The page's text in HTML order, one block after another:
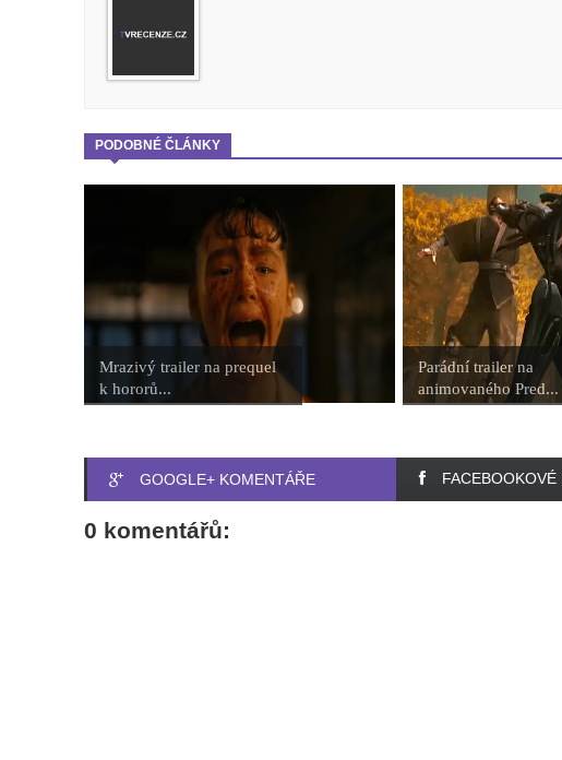
PODOBNÉ ČLÁNKY
Mrazivý trailer na prequel
k hororů...
Parádní trailer na
animovaného Pred...
GOOGLE+ KOMENTÁŘE
0 komentářů: